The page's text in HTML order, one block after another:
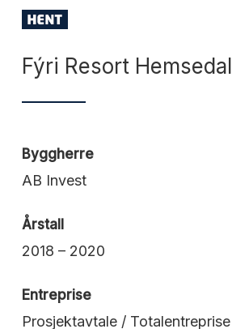
Skip
main
contentFýri Resort Hemsedal
Byggherre
AB Invest
Årstall
2018 – 2020
Entreprise
Prosjektavtale / Totalentreprise